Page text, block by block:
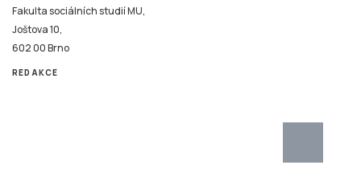
Fakulta sociálních studií MU,
Joštova 10,
602 00 Brno
REDAKCE